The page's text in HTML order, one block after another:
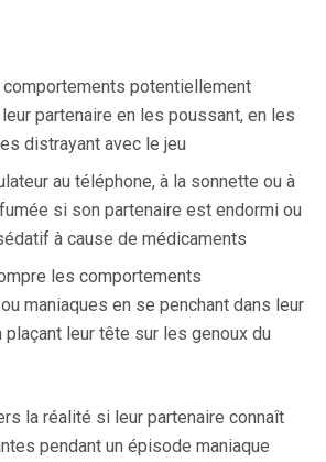
potentiellement
partenaire en les poussant, en les
distrayant avec le jeu
au téléphone, à la sonnette ou à
si son partenaire est endormi ou
à cause de médicaments
les comportements
maniaques en se penchant dans leur
plaçant leur tête sur les genoux du
la réalité si leur partenaire connaît
pendant un épisode maniaque